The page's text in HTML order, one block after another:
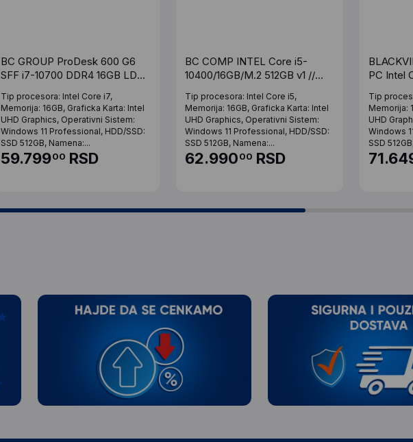
BC GROUP ProDesk 600 G6
SFF i7-10700 DDR4 16GB LD
Renew
Tip procesora: Intel Core i7,
Memorija: 16GB, Graficka Karta: Intel
UHD Graphics, Operativni Sistem:
Windows 11 Professional, HDD/SSD:
SSD 512GB, Namena:...
59.79900 RSD
BC COMP INTEL Core i5-
10400/16GB/M.2 512GB v1 //
Tip procesora: Intel Core i5,
Memorija: 16GB, Graficka Karta: Intel
UHD Graphics, Operativni Sistem:
Windows 11 Professional, HDD/SSD:
SSD 512GB, Namena:...
62.99000 RSD
PC Intel
512GB/
Tip
Memorija:
UHD
Windows
SSD